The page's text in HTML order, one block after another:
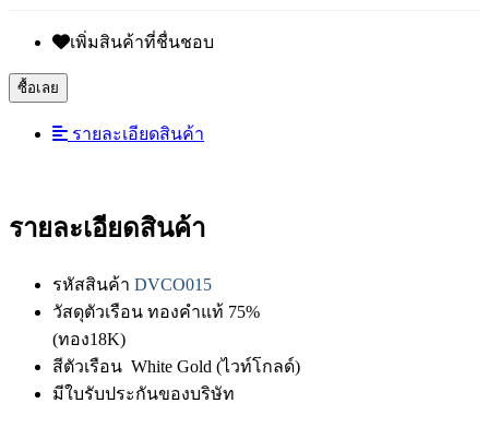
เพิ่มสินค้าที่ชื่นชอบ
ซื้อเลย
รายละเอียดสินค้า
รายละเอียดสินค้า
รหัสสินค้า DVCO015
วัสดุตัวเรือน ทองคำแท้ 75%
(ทอง18K)
สีตัวเรือน White Gold (ไวท์โกลด์)
มีใบรับประกันของบริษัท